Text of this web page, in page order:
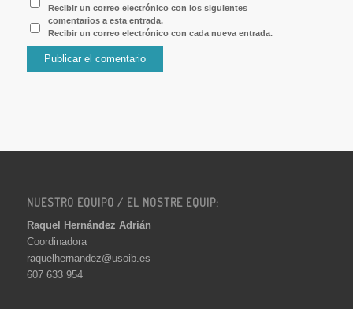
Recibir un correo electrónico con los siguientes
comentarios a esta entrada.
Recibir un correo electrónico con cada nueva entrada.
NUESTRO EQUIPO / EL NOSTRE EQUIP:
Raquel Hernández Adrián
Coordinadora
raquelhernandez@usoib.es
607 633 954